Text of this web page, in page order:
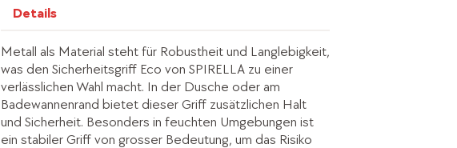
Details
Metall als Material steht für Robustheit und Langlebigkeit,
was den Sicherheitsgriff Eco von SPIRELLA zu einer
verlässlichen Wahl macht. In der Dusche oder am
Badewannenrand bietet dieser Griff zusätzlichen Halt
und Sicherheit. Besonders in feuchten Umgebungen ist
ein stabiler Griff von grosser Bedeutung, um das Risiko